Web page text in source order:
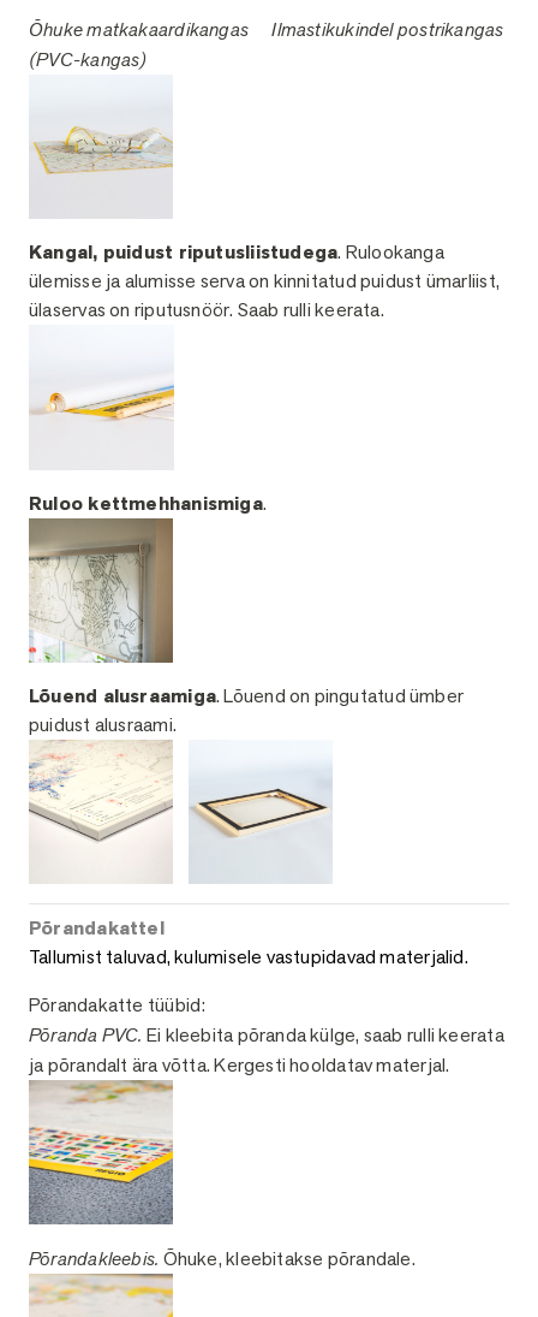
Õhuke matkakaardikangasIlmastikukindel postrikangas
(PVC-kangas)
Kangal, puidust riputusliistudega. Rulookanga
ülemisse ja alumisse serva on kinnitatud puidust ümarliist,
ülaservas on riputusnöör. Saab rulli keerata.
Ruloo kettmehhanismiga.
Lõuend alusraamiga. Lõuend on pingutatud ümber
puidust alusraami.
Põrandakattel
Tallumist taluvad, kulumisele vastupidavad materjalid.
Põrandakatte tüübid:
Põranda PVC. Ei kleebita põranda külge, saab rulli keerata
ja põrandalt ära võtta. Kergesti hooldatav materjal.
Põrandakleebis. Õhuke, kleebitakse põrandale.